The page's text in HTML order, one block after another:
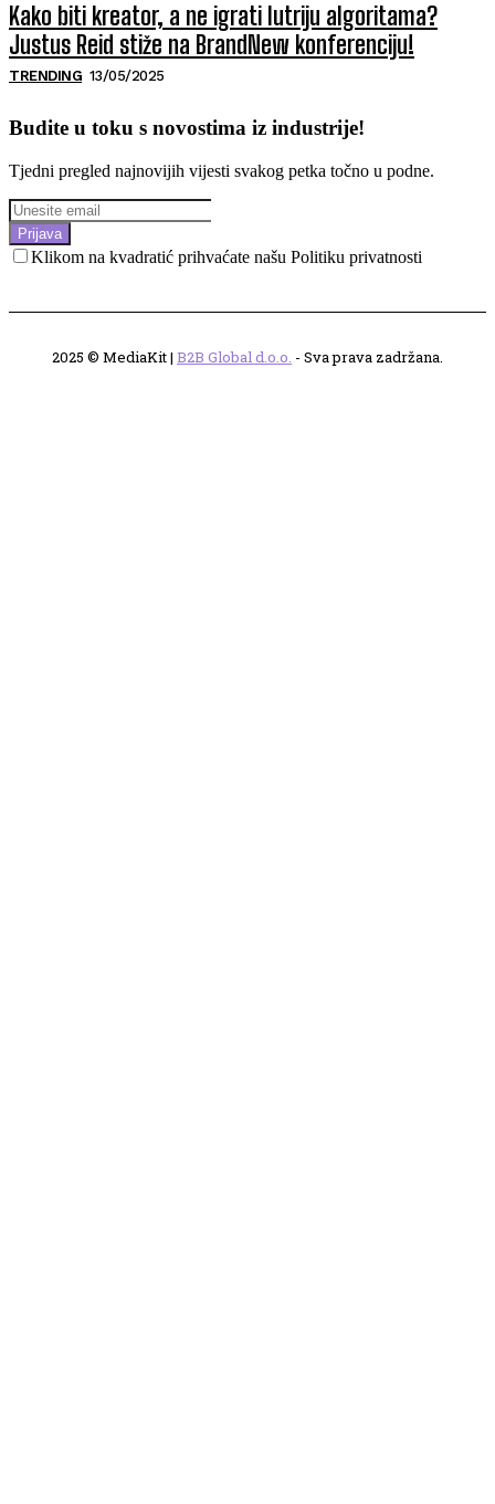
Kako biti kreator, a ne igrati lutriju algoritama?
Justus Reid stiže na BrandNew konferenciju!
TRENDING 13/05/2025
Budite u toku s novostima iz industrije!
Tjedni pregled najnovijih vijesti svakog petka točno u podne.
Prijava
Klikom na kvadratić prihvaćate našu Politiku privatnosti
2025 © MediaKit | B2B Global d.o.o. - Sva prava zadržana.